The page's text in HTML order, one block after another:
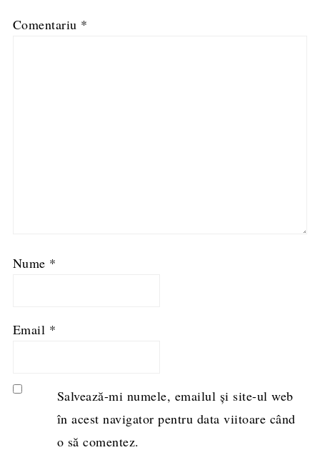
Comentariu *
Nume *
Email *
Salvează-mi numele, emailul și site-ul web
în acest navigator pentru data viitoare când
o să comentez.